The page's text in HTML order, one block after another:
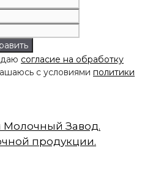
согласие на обработку
с условиями политики